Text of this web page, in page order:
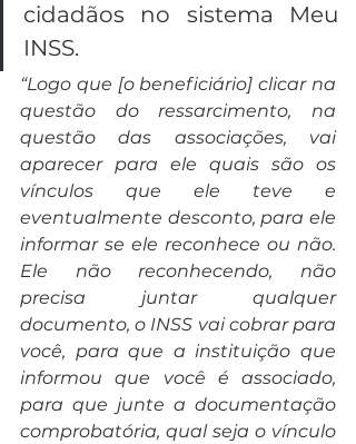
cidadãos no sistema Meu
INSS.
“Logo que [o beneficiário] clicar na
questão do ressarcimento, na
questão das associações, vai
aparecer para ele quais são os
vínculos que ele teve e
eventualmente desconto, para ele
informar se ele reconhece ou não.
Ele não reconhecendo, não
precisa juntar qualquer
documento, o INSS vai cobrar para
você, para que a instituição que
informou que você é associado,
para que junte a documentação
comprobatória, qual seja o vínculo